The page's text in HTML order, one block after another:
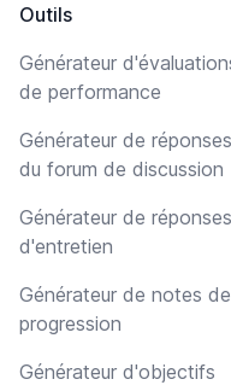
Outils
Générateur
de performance
Générateur de réponses
du forum de discussion
Générateur de réponses
d'entretien
Générateur de notes de
progression
Générateur d'objectifs